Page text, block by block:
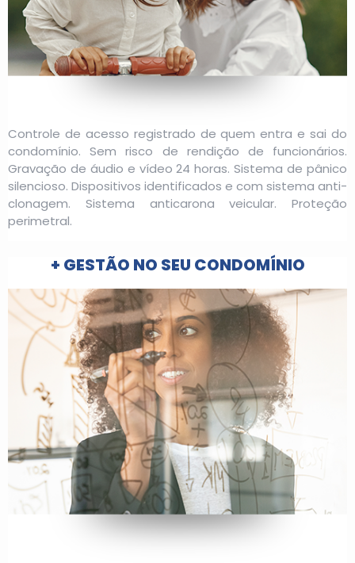
Controle de acesso registrado de quem entra e sai do
condomínio. Sem risco de rendição de funcionários.
Gravação de áudio e vídeo 24 horas. Sistema de pânico
silencioso. Dispositivos identificados e com sistema anti-
clonagem. Sistema anticarona veicular. Proteção
perimetral.
+ GESTÃO NO SEU CONDOMÍNIO